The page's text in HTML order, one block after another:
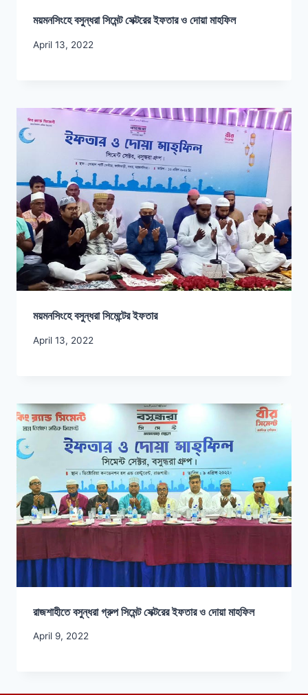
ময়মনসিংহে বসুন্ধরা সিমেন্ট সেক্টরের ইফতার ও দোয়া মাহফিল
April 13, 2022
ময়মনসিংহে বসুন্ধরা সিমেন্টের ইফতার
April 13, 2022
রাজশাহীতে বসুন্ধরা গ্রুপ সিমেন্ট সেক্টরের ইফতার ও দোয়া মাহফিল
April 9, 2022